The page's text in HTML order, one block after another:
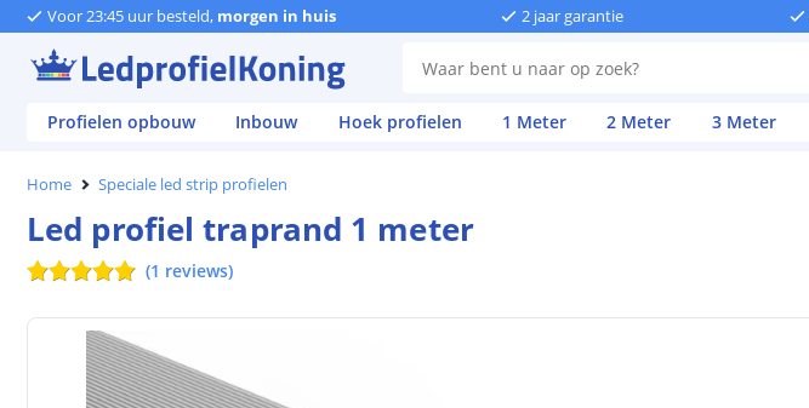
Voor 23:45 uur besteld, morgen in huis 2 jaar garantie
Profielen opbouw Inbouw Hoek profielen 1 Meter 2 Meter 3 Meter
Home Speciale led strip profielen
Led profiel traprand 1 meter
(1 reviews)